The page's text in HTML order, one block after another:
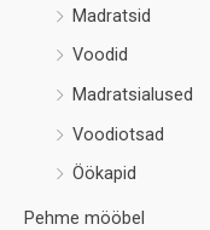
Madratsid
Voodid
Madratsialused
Voodiotsad
Öökapid
Pehme mööbel